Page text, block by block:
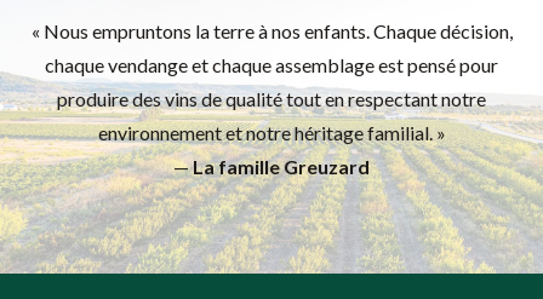
« Nous empruntons la terre à nos enfants. Chaque décision,
chaque vendange et chaque assemblage est pensé pour
produire des vins de qualité tout en respectant notre
environnement et notre héritage familial. »
—La famille Greuzard